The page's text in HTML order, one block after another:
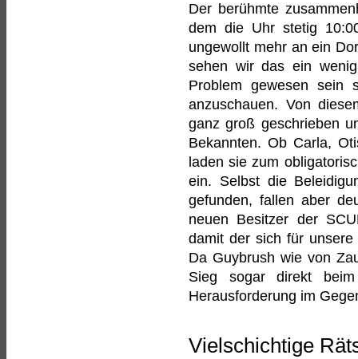
Der berühmte
dem die Uhr stetig
ungewollt mehr an ein
sehen wir das ein
Problem gewesen sein
anzuschauen. Von
ganz groß geschrieben
Bekannten. Ob Carla,
laden sie zum
ein. Selbst die
gefunden, fallen aber
neuen Besitzer der
damit der sich für
Da Guybrush wie von
Sieg sogar direkt
Herausforderung im
Vielschichtige